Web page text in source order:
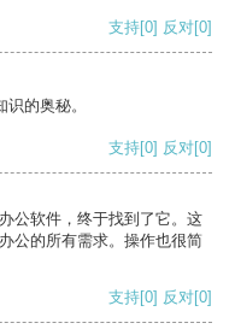
支持[0] 反对[0]
的奥秘。
支持[0] 反对[0]
公软件，终于找到了它。这
公的所有需求。操作也很简
支持[0] 反对[0]